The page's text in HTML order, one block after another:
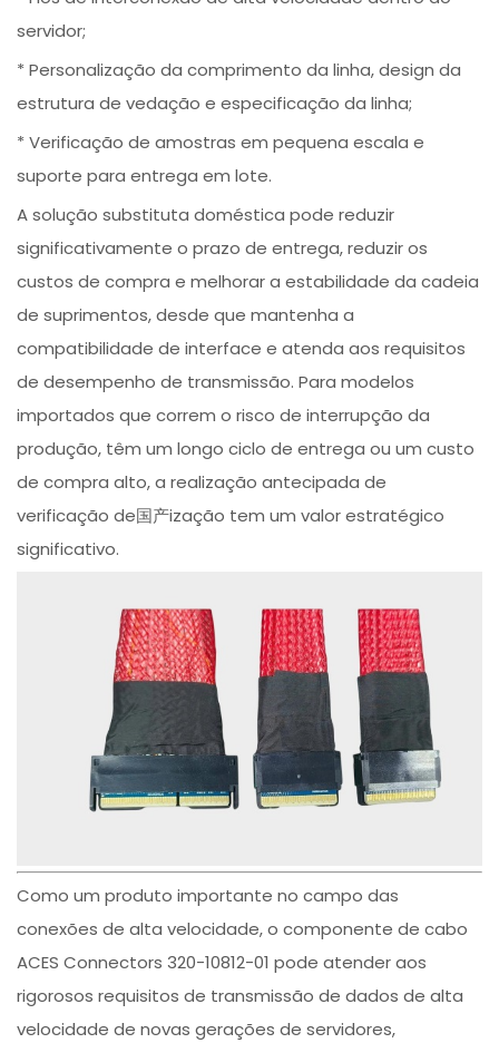
servidor;
* Personalização da comprimento da linha, design da
estrutura de vedação e especificação da linha;
* Verificação de amostras em pequena escala e
suporte para entrega em lote.
A solução substituta doméstica pode reduzir
significativamente o prazo de entrega, reduzir os
custos de compra e melhorar a estabilidade da cadeia
de suprimentos, desde que mantenha a
compatibilidade de interface e atenda aos requisitos
de desempenho de transmissão. Para modelos
importados que correm o risco de interrupção da
produção, têm um longo ciclo de entrega ou um custo
de compra alto, a realização antecipada de
verificação de国产ização tem um valor estratégico
significativo.
Como um produto importante no campo das
conexões de alta velocidade, o componente de cabo
ACES Connectors 320-10812-01 pode atender aos
rigorosos requisitos de transmissão de dados de alta
velocidade de novas gerações de servidores,